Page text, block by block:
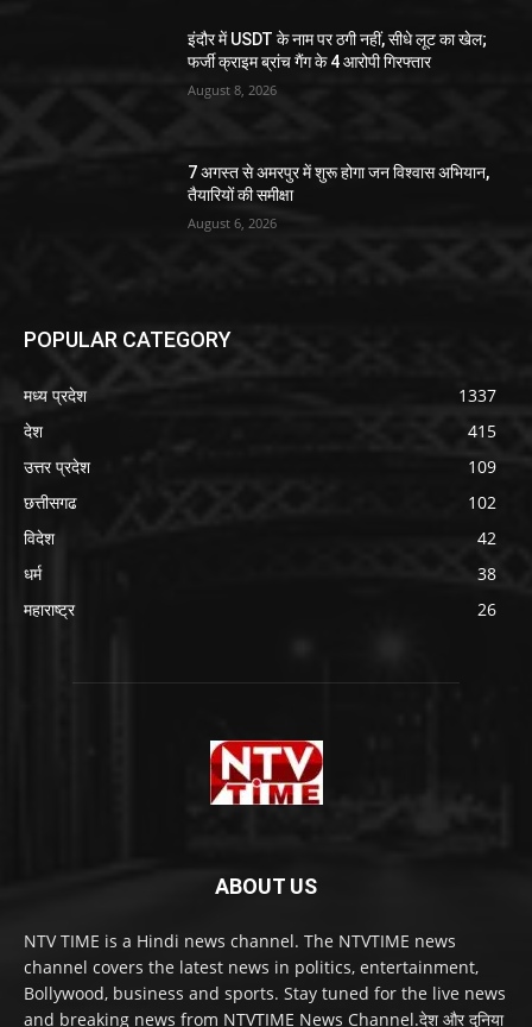
इंदौर में USDT के नाम पर ठगी नहीं, सीधे लूट का खेल;
फर्जी क्राइम ब्रांच गैंग के 4 आरोपी गिरफ्तार
August 8, 2026
7 अगस्त से अमरपुर में शुरू होगा जन विश्वास अभियान,
तैयारियों की समीक्षा
August 6, 2026
POPULAR CATEGORY
मध्य प्रदेश
1337
देश
415
उत्तर प्रदेश
109
छत्तीसगढ
102
विदेश
42
धर्म
38
महाराष्ट्र
26
ABOUT US
NTV TIME is a Hindi news channel. The NTVTIME news
channel covers the latest news in politics, entertainment,
Bollywood, business and sports. Stay tuned for the live news
and breaking news from NTVTIME News Channel.देश और दुनिया